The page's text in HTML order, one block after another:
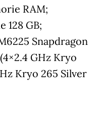
RAM;
128 GB;
Snapdragon
GHz Kryo
Kryo 265 Silver